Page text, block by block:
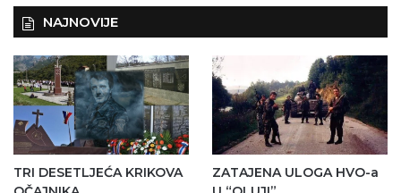
NAJNOVIJE
TRI DESETLJEĆA KRIKOVA
ZATAJENA ULOGA HVO-a